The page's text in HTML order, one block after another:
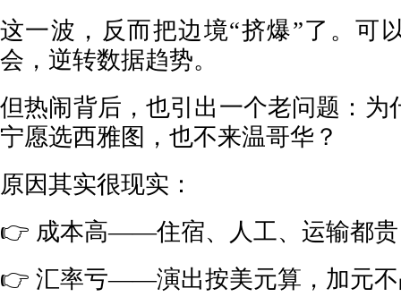
这一波，反而把边境“挤爆”了。
会，逆转数据趋势。
但热闹背后，也引出一个老问题：
宁愿选西雅图，也不来温哥华？
原因其实很现实：
👉 成本高——住宿、人工、运输都贵
👉 汇率亏——演出按美元算，加元不